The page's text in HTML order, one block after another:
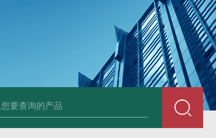
动多功能建材冻融试验机（负50度） TG-17A塑料薄